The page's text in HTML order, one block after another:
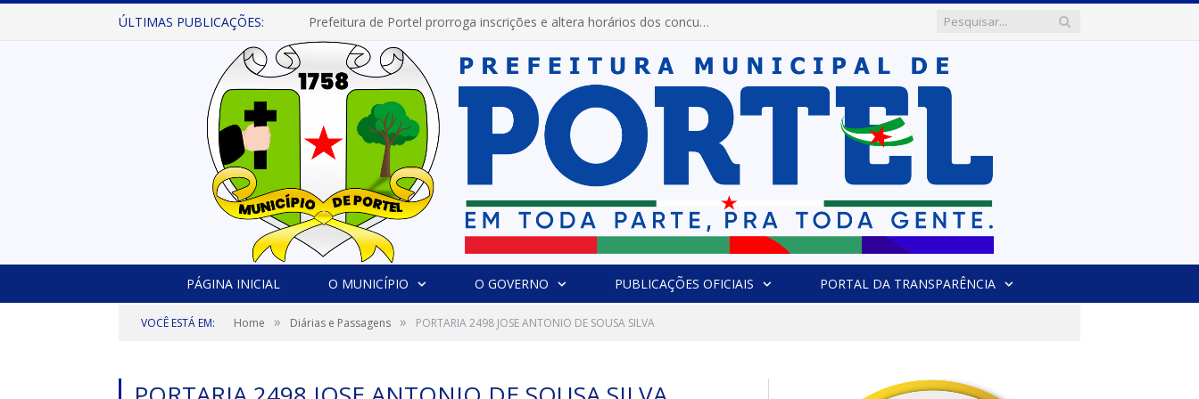
ÚLTIMAS PUBLICAÇÕES: Prefeitura de Portel prorroga inscrições e altera horários dos concursos “Musa” e “Miss Mix Verão 2026”
PÁGINA INICIAL O MUNICÍPIO O GOVERNO PUBLICAÇÕES OFICIAIS PORTAL DA TRANSPARÊNCIA
VOCÊ ESTÁ EM: Home » Diárias e Passagens » PORTARIA 2498 JOSE ANTONIO DE SOUSA SILVA